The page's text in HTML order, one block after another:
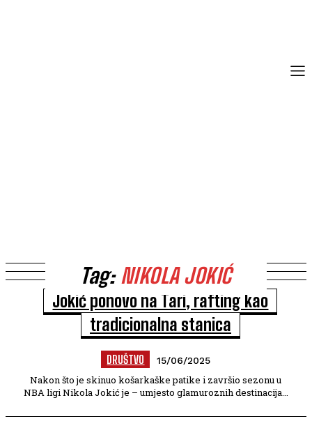
Tag: NIKOLA JOKIĆ
Jokić ponovo na Tari, rafting kao
tradicionalna stanica
DRUŠTVO 15/06/2025
Nakon što je skinuo košarkaške patike i završio sezonu u
NBA ligi Nikola Jokić je – umjesto glamuroznih destinacija...